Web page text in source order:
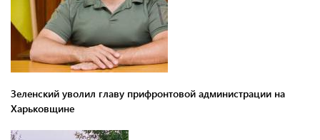
Зеленский уволил главу прифронтовой администрации на
Харьковщине